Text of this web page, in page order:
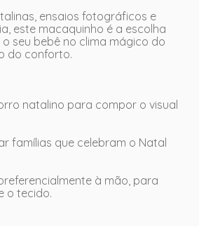
ensaios fotográficos e
este macaquinho é a escolha
seu bebê no clima mágico do
do conforto.
natalino para compor o visual
famílias que celebram o Natal
à mão, para
o tecido.